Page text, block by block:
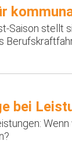
Saison stellt
bei